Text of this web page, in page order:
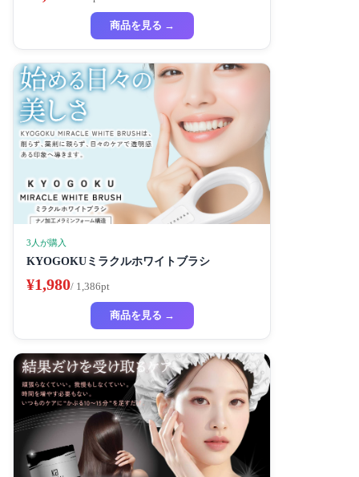
商品を見る →
3人が購入
KYOGOKUミラクルホワイトブラシ
¥1,980/ 1,386pt
商品を見る →